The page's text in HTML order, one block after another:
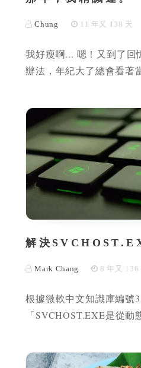
Chung 11 年又 138 天
我好瘦啊... 嗯！又到了回
辦法，年紀大了總會看著
解決
Mark Chang 8 年又 136
根據微軟中文知識庫編號
「SVCHOST.EXE是從